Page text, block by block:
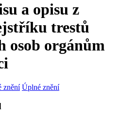
a opisu z
trestů
osob orgánům
znění Úplné znění